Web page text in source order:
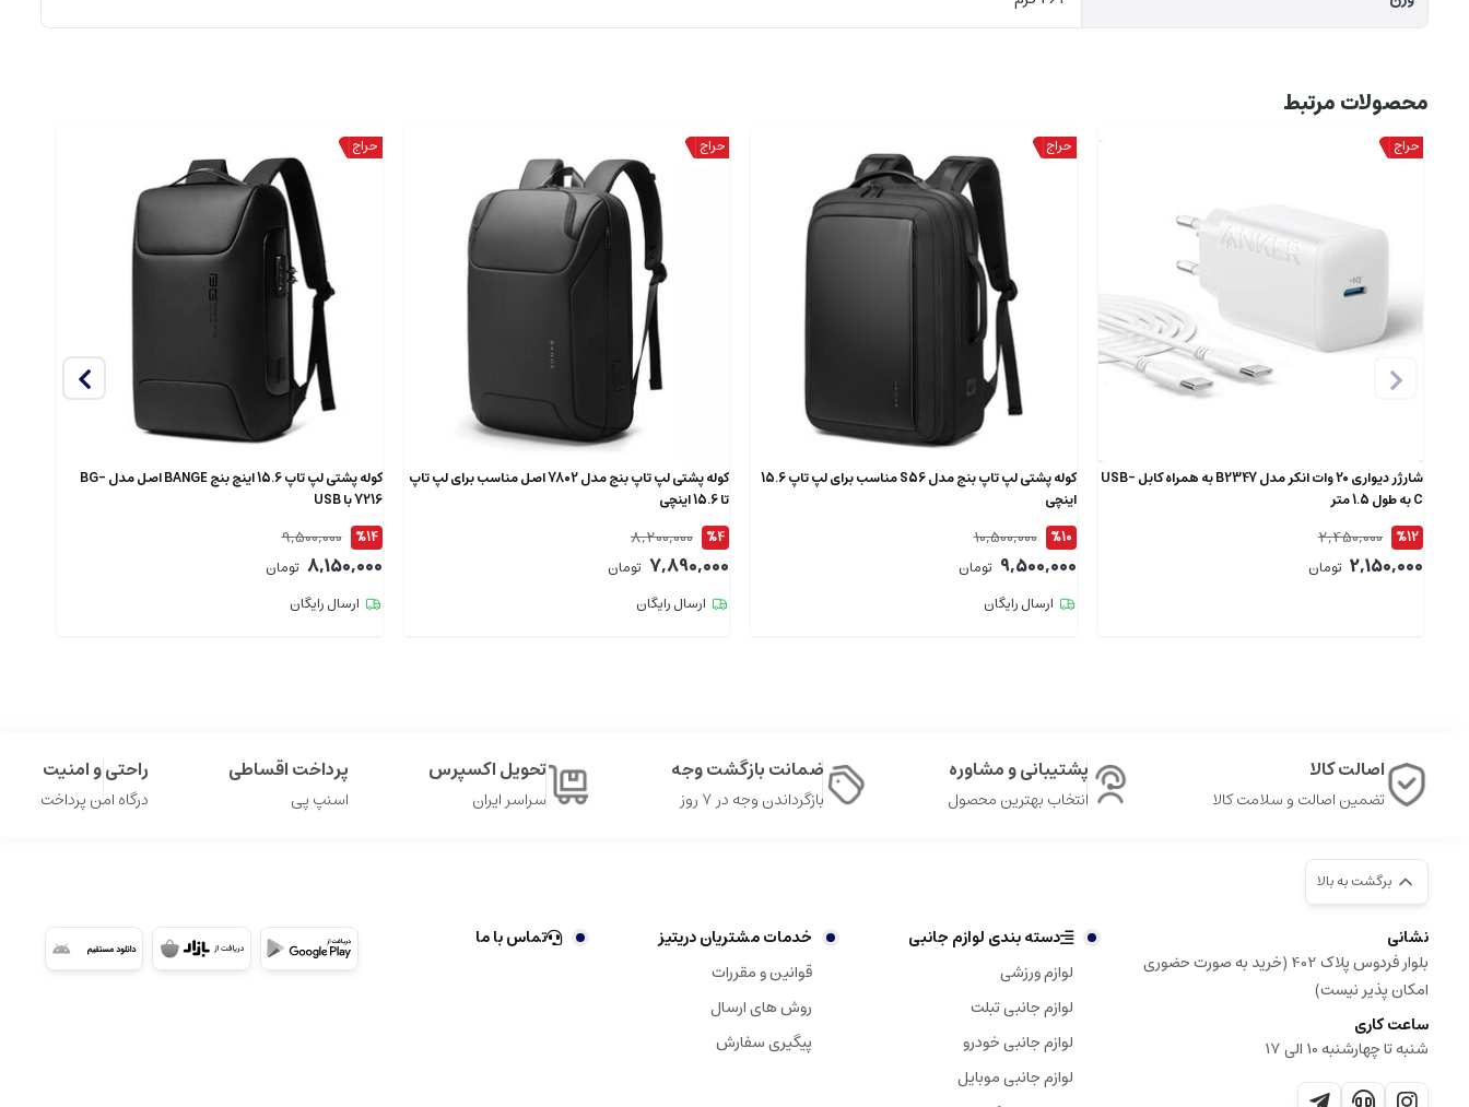
محصولات مرتبط
شارژر دیواری 20 وات انکر مدل B2347 به همراه کابل USB-
C به طول 1.5 متر
%12
2,450,000
2,150,000 تومان
کوله پشتی لپ تاپ بنج مدل S56 مناسب برای لپ تاپ 15.6
اینچی
%10
10,500,000
9,500,000 تومان
ارسال رایگان
کوله پشتی لپ تاپ بنج مدل 7802 اصل مناسب برای لپ تاپ
تا 15.6 اینچی
%4
8,200,000
7,890,000 تومان
ارسال رایگان
کوله پشتی لپ تاپ 15.6 اینچ بنج BANGE اصل مدل BG-
7216 با USB
%14
9,500,000
8,150,000 تومان
ارسال رایگان
اصالت کالا
تضمین اصالت و سلامت کالا
پشتیبانی و مشاوره
انتخاب بهترین محصول
ضمانت بازگشت وجه
بازگرداندن وجه در ۷ روز
تحویل اکسپرس
سراسر ایران
پرداخت اقساطی
اسنپ پی
راحتی و امنیت
درگاه امن پرداخت
برگشت به بالا
نشانی
بلوار فردوس پلاک 402 (خرید به صورت حضوری
امکان پذیر نیست)
ساعت کاری
شنبه تا چهارشنبه 10 الی 17
دسته بندی لوازم جانبی
لوازم ورزشی
لوازم جانبی تبلت
لوازم جانبی خودرو
لوازم جانبی موبایل
خدمات مشتریان دریتیز
قوانین و مقررات
روش های ارسال
پیگیری سفارش
تماس با ما